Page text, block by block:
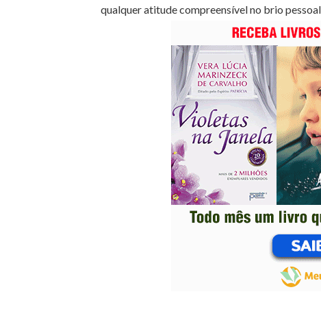
qualquer atitude compreensível no brio